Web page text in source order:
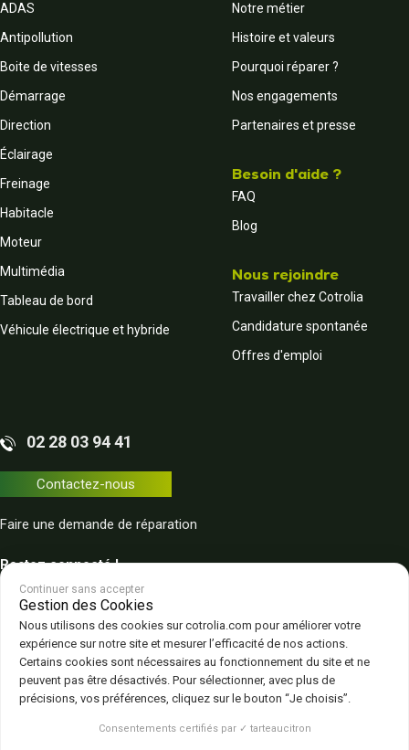
ADAS
Antipollution
Boite de vitesses
Démarrage
Direction
Éclairage
Freinage
Habitacle
Moteur
Multimédia
Tableau de bord
Véhicule électrique et hybride
Notre métier
Histoire et valeurs
Pourquoi réparer ?
Nos engagements
Partenaires et presse
Besoin d'aide ?
FAQ
Blog
Nous rejoindre
Travailler chez Cotrolia
Candidature spontanée
Offres d'emploi
02 28 03 94 41
Contactez-nous
Faire une demande de réparation
Restez connecté !
Plan du site Politique de confidentialité CGV – CGU Mentions légales
Gestion des cookies
Continuer sans accepter
Gestion des Cookies
Nous utilisons des cookies sur cotrolia.com pour améliorer votre
expérience sur notre site et mesurer l’efficacité de nos actions.
Certains cookies sont nécessaires au fonctionnement du site et ne
peuvent pas être désactivés. Pour sélectionner, avec plus de
précisions, vos préférences, cliquez sur le bouton “Je choisis”.
Consentements certifiés par ✓ tarteaucitron